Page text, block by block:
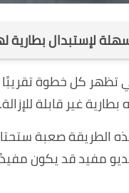
لإستبدال بطارية
تظهر كل خطوة
غير قابلة للإزالة.
الطريقة صعبة
مفيد قد يكون